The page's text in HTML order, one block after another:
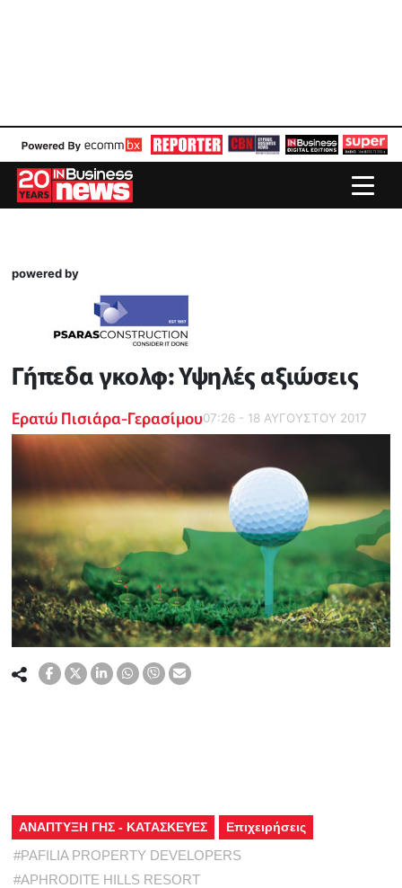
powered by
Γήπεδα γκολφ: Υψηλές αξιώσεις
Ερατώ Πισιάρα-Γερασίμου07:26 - 18 ΑΥΓΟΥΣΤΟΥ 2017
ΑΝΑΠΤΥΞΗ ΓΗΣ - ΚΑΤΑΣΚΕΥΕΣ Επιχειρήσεις
#PAFILIA PROPERTY DEVELOPERS
#APHRODITE HILLS RESORT